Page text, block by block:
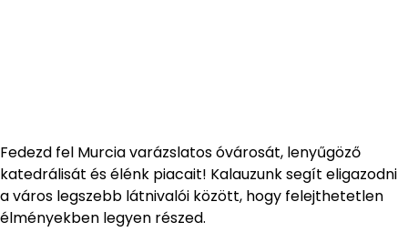
Fedezd fel Murcia varázslatos óvárosát, lenyűgöző
katedrálisát és élénk piacait! Kalauzunk segít eligazodni
a város legszebb látnivalói között, hogy felejthetetlen
élményekben legyen részed.